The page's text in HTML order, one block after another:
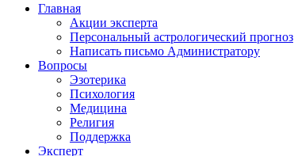
Главная
Акции эксперта
Персональный астрологический прогноз
Написать письмо Администратору
Вопросы
Эзотерика
Психология
Медицина
Религия
Поддержка
Эксперт